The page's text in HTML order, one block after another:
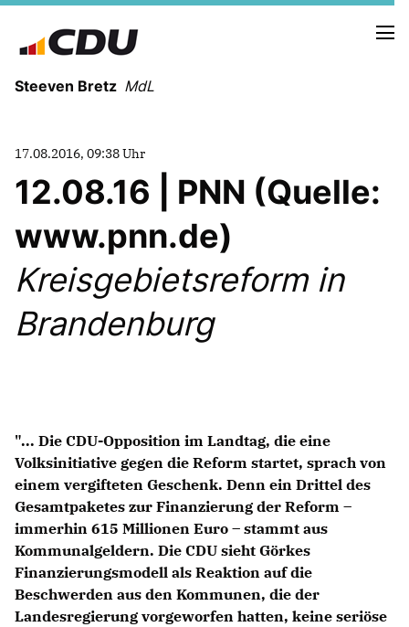
Steeven Bretz MdL
VITA
WAHLKREISBESUCHE
PRESSEFOTOS
MEIN BÜRGERBÜRO
Kleine Anfragen
CDU Deutschland
CDU Fraktion im Brandenburger Landtag
CDU Brandenburg
CDU Potsdam
17.08.2016, 09:38 Uhr
12.08.16 | PNN (Quelle:
www.pnn.de)
Kreisgebietsreform in
Brandenburg
"... Die CDU-Opposition im Landtag, die eine
Volksinitiative gegen die Reform startet, sprach von
einem vergifteten Geschenk. Denn ein Drittel des
Gesamtpaketes zur Finanzierung der Reform –
immerhin 615 Millionen Euro – stammt aus
Kommunalgeldern. Die CDU sieht Görkes
Finanzierungsmodell als Reaktion auf die
Beschwerden aus den Kommunen, die der
Landesregierung vorgeworfen hatten, keine seriöse